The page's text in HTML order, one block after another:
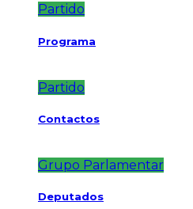
Partido
Programa
Partido
Contactos
Grupo Parlamentar
Deputados